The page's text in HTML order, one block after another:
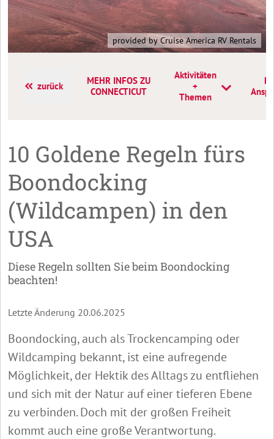
provided by Cruise America RV Rentals
zurück
MEHR INFOS ZU
CONNECTICUT
Aktivitäten
+
Themen
10 Goldene Regeln fürs
Boondocking
(Wildcampen) in den
USA
Diese Regeln sollten Sie beim Boondocking
beachten!
Letzte Änderung 20.06.2025
Boondocking, auch als Trockencamping oder
Wildcamping bekannt, ist eine aufregende
Möglichkeit, der Hektik des Alltags zu entfliehen
und sich mit der Natur auf einer tieferen Ebene
zu verbinden. Doch mit der großen Freiheit
kommt auch eine große Verantwortung.